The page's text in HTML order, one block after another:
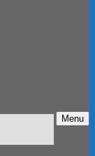
Menu